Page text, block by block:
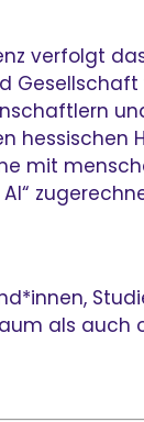
verfolgt
hessischen
mit
als auch